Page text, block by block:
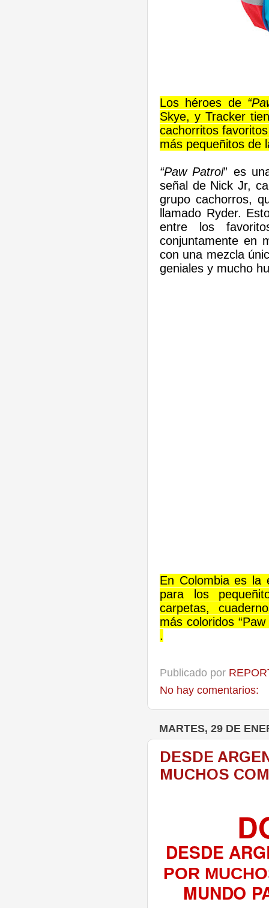
Los héroes de
Skye, y Tracker
cachorritos
más pequeñitos de
“Paw Patrol” es
señal de Nick Jr,
grupo cachorros,
llamado Ryder.
entre los
conjuntamente en
con una mezcla
geniales y mucho
En Colombia es la
para los
carpetas,
más coloridos
.
Publicado por
No hay comentarios:
MARTES, 29 DE
DESDE
MUCHOS
DESDE
POR
MUNDO